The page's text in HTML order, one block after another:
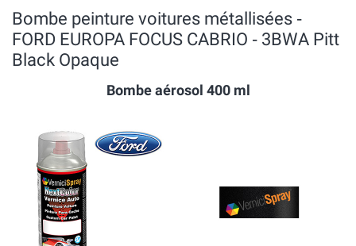
Bombe peinture voitures métallisées ‐
FORD EUROPA FOCUS CABRIO ‐ 3BWA Pitt
Black Opaque
Bombe aérosol 400 ml